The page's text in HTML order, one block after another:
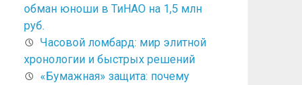
обман юноши в ТиНАО на 1,5 млн
руб.
Часовой ломбард: мир элитной
хронологии и быстрых решений
«Бумажная» защита: почему